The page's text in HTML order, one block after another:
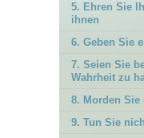
5. Ehren Sie
ihnen
6. Geben Sie
7. Seien Sie
Wahrheit zu
8. Morden Sie
9. Tun Sie